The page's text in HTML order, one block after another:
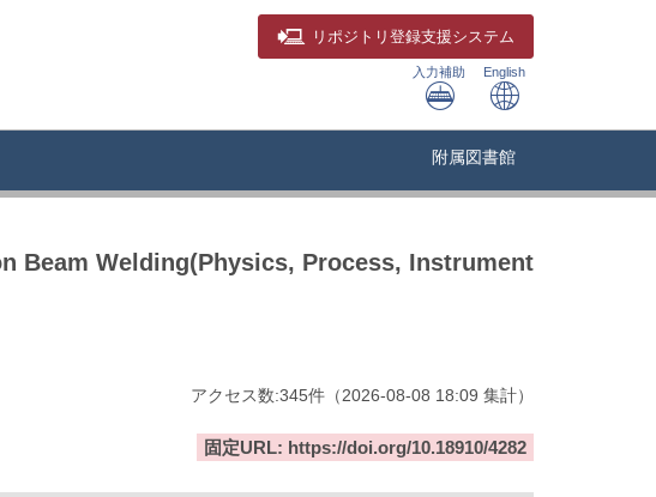
リポジトリ 登録支援システム
入力補助 English
附属図書館
Beam Welding(Physics, Process, Instrument
アクセス数:345件 （2026-08-08 18:09 集計）
固定URL: https://doi.org/10.18910/4282